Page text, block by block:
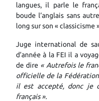
langues, il parle le
boude l’anglais sans
long sur son «
Juge international de
d’année à la FEI il a
de dire « Autrefois le
officielle de la
il est accepté, donc je
français ».